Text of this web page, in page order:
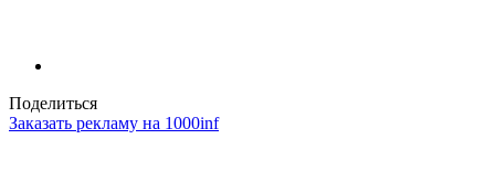
Поделиться
Заказать рекламу на 1000inf